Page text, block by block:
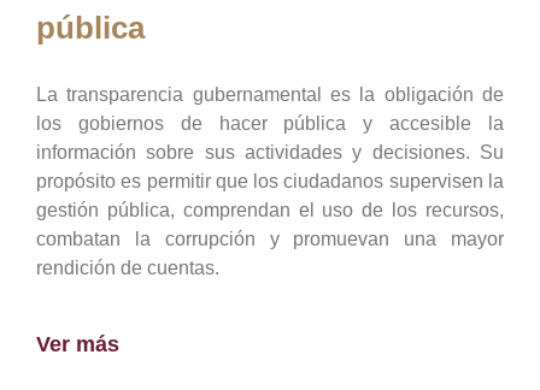
pública
La transparencia gubernamental es la obligación de
los gobiernos de hacer pública y accesible la
información sobre sus actividades y decisiones. Su
propósito es permitir que los ciudadanos supervisen la
gestión pública, comprendan el uso de los recursos,
combatan la corrupción y promuevan una mayor
rendición de cuentas.
Ver más